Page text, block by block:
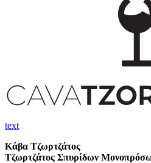
text
Κάβα Τζωρτζάτος
Τζωρτζάτος Σπυρίδων